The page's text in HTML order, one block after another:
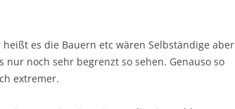
es die Bauern etc wären Selbständige aber
noch sehr begrenzt so sehen. Genauso so
extremer.